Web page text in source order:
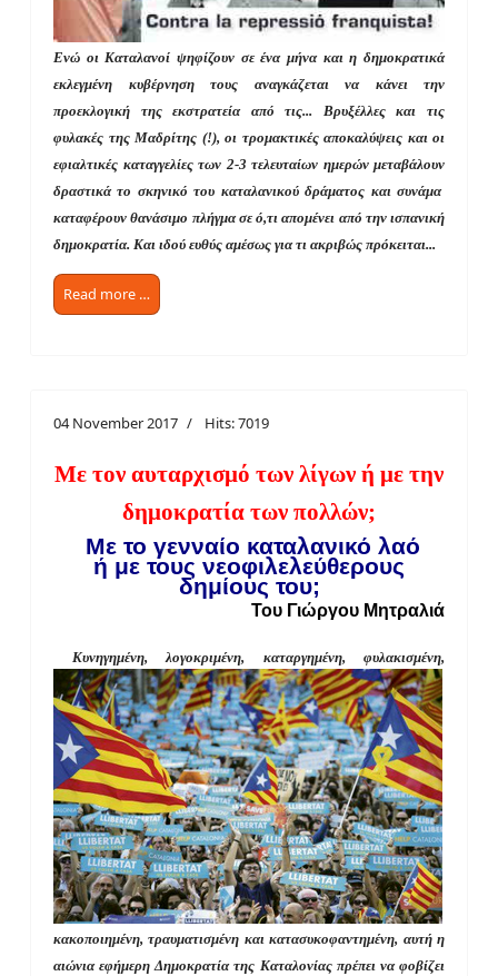
Ενώ οι Καταλανοί ψηφίζουν σε ένα μήνα και η δημοκρατικά
εκλεγμένη κυβέρνηση τους αναγκάζεται να κάνει την
προεκλογική της εκστρατεία από τις... Βρυξέλλες και τις
φυλακές της Μαδρίτης (!), οι τρομακτικές αποκαλύψεις και οι
εφιαλτικές καταγγελίες των 2-3 τελευταίων ημερών μεταβάλουν
δραστικά το σκηνικό του καταλανικού δράματος και συνάμα
καταφέρουν θανάσιμο πλήγμα σε ό,τι απομένει από την ισπανική
δημοκρατία. Και ιδού ευθύς αμέσως για τι ακριβώς πρόκειται...
Read more …
04 November 2017 Hits: 7019
Με τον αυταρχισμό των λίγων ή με την
δημοκρατία των πολλών;
Με το γενναίο καταλανικό λαό
ή με τους νεοφιλελεύθερους
δημίους του;
Του Γιώργου Μητραλιά
Κυνηγημένη, λογοκριμένη, καταργημένη, φυλακισμένη,
κακοποιημένη, τραυματισμένη και κατασυκοφαντημένη, αυτή η
αιώνια εφήμερη Δημοκρατία της Καταλονίας πρέπει να φοβίζει